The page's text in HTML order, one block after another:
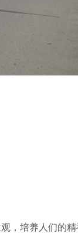
，培养人们的